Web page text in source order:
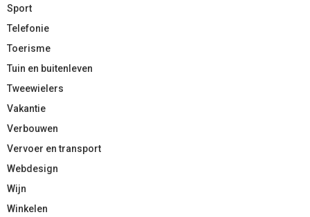
Sport
Telefonie
Toerisme
Tuin en buitenleven
Tweewielers
Vakantie
Verbouwen
Vervoer en transport
Webdesign
Wijn
Winkelen